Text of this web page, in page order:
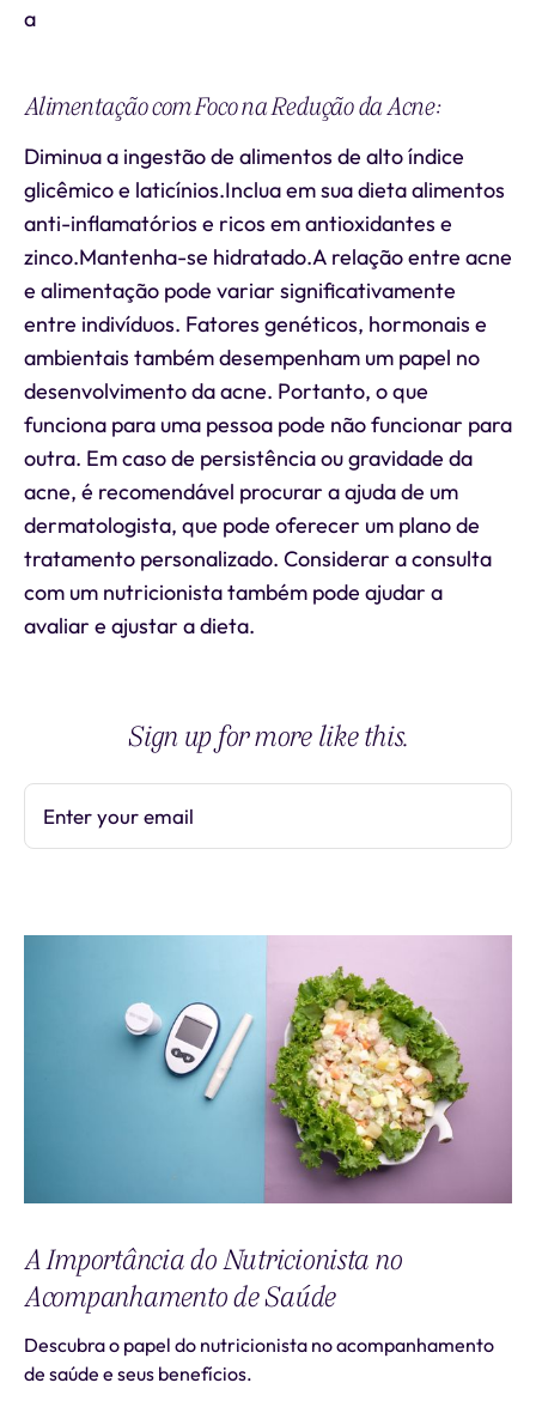
a
Alimentação com Foco na Redução da Acne:
Diminua a ingestão de alimentos de alto índice
glicêmico e laticínios.Inclua em sua dieta alimentos
anti-inflamatórios e ricos em antioxidantes e
zinco.Mantenha-se hidratado.A relação entre acne
e alimentação pode variar significativamente
entre indivíduos. Fatores genéticos, hormonais e
ambientais também desempenham um papel no
desenvolvimento da acne. Portanto, o que
funciona para uma pessoa pode não funcionar para
outra. Em caso de persistência ou gravidade da
acne, é recomendável procurar a ajuda de um
dermatologista, que pode oferecer um plano de
tratamento personalizado. Considerar a consulta
com um nutricionista também pode ajudar a
avaliar e ajustar a dieta.
Sign up for more like this.
Enter your email
A Importância do Nutricionista no
Acompanhamento de Saúde
Descubra o papel do nutricionista no acompanhamento
de saúde e seus benefícios.